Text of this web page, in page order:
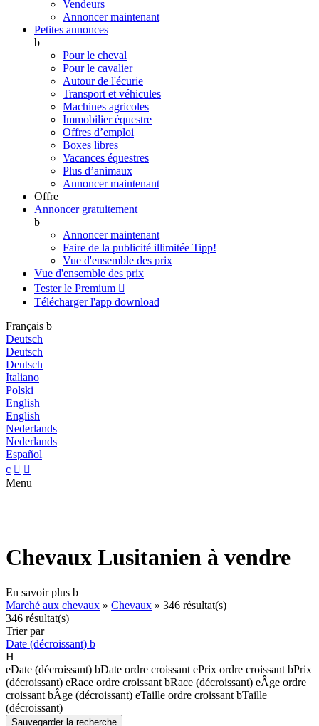
Vendeurs
Annoncer maintenant
Petites annonces
b
Pour le cheval
Pour le cavalier
Autour de l'écurie
Transport et véhicules
Machines agricoles
Immobilier équestre
Offres d’emploi
Boxes libres
Vacances équestres
Plus d’animaux
Annoncer maintenant
Offre
Annoncer gratuitement
b
Annoncer maintenant
Faire de la publicité illimitée Tipp!
Vue d'ensemble des prix
Vue d'ensemble des prix
Tester le Premium 
Télécharger l'app download
Français b
Deutsch
Deutsch
Deutsch
Italiano
Polski
English
English
Nederlands
Nederlands
Español
c  
Menu
Chevaux Lusitanien à vendre
En savoir plus b
Marché aux chevaux » Chevaux » 346 résultat(s)
346 résultat(s)
Trier par
Date (décroissant) b
H
eDate (décroissant) bDate ordre croissant ePrix ordre croissant bPrix
(décroissant) eRace ordre croissant bRace (décroissant) eÂge ordre
croissant bÂge (décroissant) eTaille ordre croissant bTaille
(décroissant)
Sauvegarder la recherche